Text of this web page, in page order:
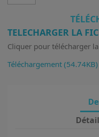
TELECHARGER LA
Cliquer pour télécharger
Téléchargement (54.74KB)